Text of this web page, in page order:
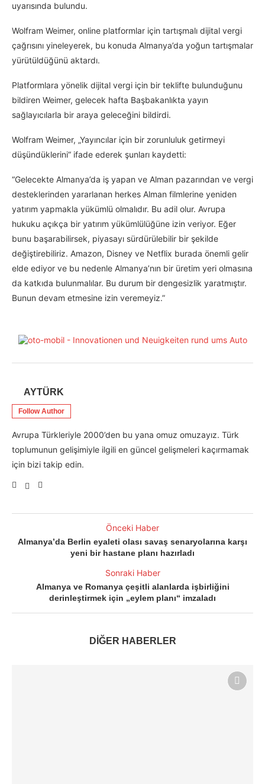
uyarısında bulundu.
Wolfram Weimer, online platformlar için tartışmalı dijital vergi
çağrısını yineleyerek, bu konuda Almanya’da yoğun tartışmalar
yürütüldüğünü aktardı.
Platformlara yönelik dijital vergi için bir teklifte bulunduğunu
bildiren Weimer, gelecek hafta Başbakanlıkta yayın
sağlayıcılarla bir araya geleceğini bildirdi.
Wolfram Weimer, „Yayıncılar için bir zorunluluk getirmeyi
düşündüklerini“ ifade ederek şunları kaydetti:
“Gelecekte Almanya’da iş yapan ve Alman pazarından ve vergi
desteklerinden yararlanan herkes Alman filmlerine yeniden
yatırım yapmakla yükümlü olmalıdır. Bu adil olur. Avrupa
hukuku açıkça bir yatırım yükümlülüğüne izin veriyor. Eğer
bunu başarabilirsek, piyasayı sürdürülebilir bir şekilde
değiştirebiliriz. Amazon, Disney ve Netflix burada önemli gelir
elde ediyor ve bu nedenle Almanya’nın bir üretim yeri olmasına
da katkıda bulunmalılar. Bu durum bir dengesizlik yaratmıştır.
Bunun devam etmesine izin veremeyiz.”
AYTÜRK
Follow Author
Avrupa Türkleriyle 2000’den bu yana omuz omuzayız. Türk
toplumunun gelişimiyle ilgili en güncel gelişmeleri kaçırmamak
için bizi takip edin.
Önceki Haber
Almanya’da Berlin eyaleti olası savaş senaryolarına karşı
yeni bir hastane planı hazırladı
Sonraki Haber
Almanya ve Romanya çeşitli alanlarda işbirliğini
derinleştirmek için „eylem planı“ imzaladı
DİĞER HABERLER